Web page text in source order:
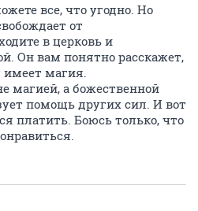
все, что угодно. Но
от
в церковь и
Он вам понятно расскажет,
имеет магия.
магией, а божественной
помощь других сил. И вот
платить. Боюсь только, что